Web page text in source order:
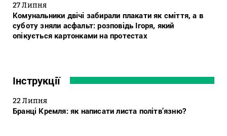
27 Липня
Комунальники двічі забирали плакати як сміття, а в
суботу зняли асфальт: розповідь Ігоря, який
опікується картонками на протестах
Інструкції
22 Липня
Бранці Кремля: як написати листа політв’язню?